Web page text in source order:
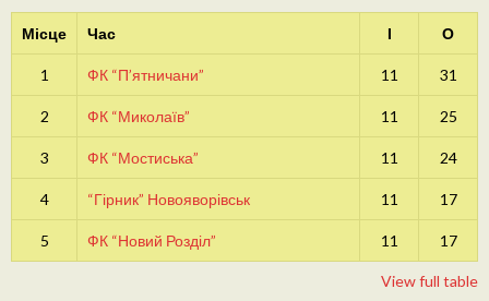
Місце Час І О
1 ФК “П’ятничани” 11 31
2 ФК “Миколаїв” 11 25
3 ФК “Мостиська” 11 24
4 “Гірник” Новояворівськ 11 17
5 ФК “Новий Розділ” 11 17
View full table